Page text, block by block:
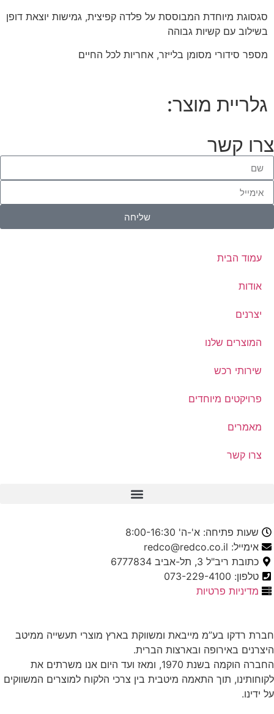
סגסוגת מיוחדת המבוססת על פלדה קפיצית, גמישות יוצאת דופן
בשילוב עם קשיות גבוהה
מספר סידורי מסומן בלייזר, אחריות לכל החיים
גלריית מוצר:
צרו קשר
שליחה
עמוד הבית
אודות
יצרנים
המוצרים שלנו
שירותי רכש
פרויקטים מיוחדים
מאמרים
צרו קשר
שעות פתיחה: א'-ה' 8:00-16:30
אימייל: redco@redco.co.il
כתובת ריב"ל 3, תל-אביב 6777834
טלפון: 073-229-4100
מדיניות פרטיות
חברת רדקו בע”מ מייבאת ומשווקת בארץ מוצרי תעשייה ממיטב
היצרנים באירופה ובארצות הברית.
החברה הוקמה בשנת 1970, ומאז ועד היום אנו משרתים את
לקוחותינו, תוך התאמה מיטבית בין צרכי הלקוח למוצרים המשווקים
על ידינו.